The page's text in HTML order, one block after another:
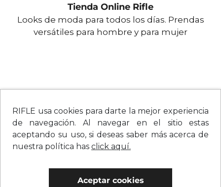
RIFLE usa cookies para darte la mejor experiencia
de navegación. Al navegar en el sitio estas
aceptando su uso, si deseas saber más acerca de
nuestra política has click aquí.
Aceptar cookies
Tienda Online Rifle
Looks de moda para todos los días. Prendas
versátiles para hombre y para mujer